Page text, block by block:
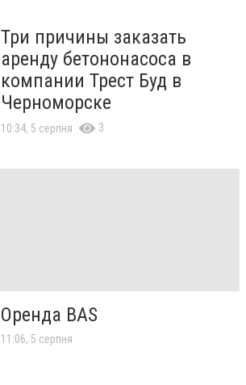
Три причины заказать
аренду бетононасоса в
компании Трест Буд в
Черноморске
10:34, 5 серпня 3
Оренда BAS
11:06, 5 серпня